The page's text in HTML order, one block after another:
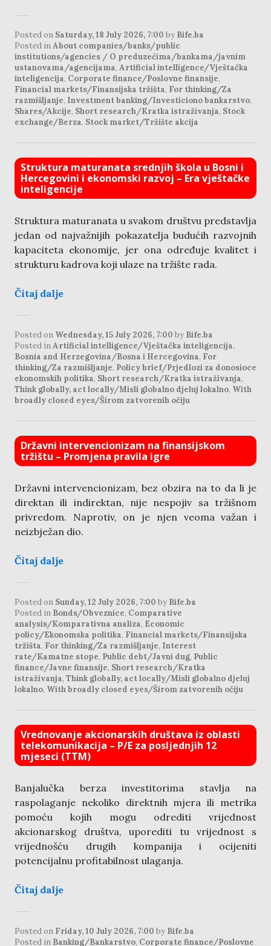
Posted on Saturday, 18 July 2026, 7:00 by Bife.ba
Posted inAbout companies/banks/public
institutions/agencies / O preduzećima/bankama/javnim
ustanovama/agencijama, Artificial intelligence/Vještačka
inteligencija, Corporate finance/Poslovne finansije,
Financial markets/Finansijska tržišta, For thinking/Za
razmišljanje, Investment banking/Investiciono bankarstvo,
Shares/Akcije, Short research/Kratka istraživanja, Stock
exchange/Berza, Stock market/Tržište akcija
Struktura maturanata srednjih škola u Bosni i
Hercegovini i ekonomski razvoj – Era vještačke
inteligencije
Struktura maturanata u svakom društvu predstavlja
jedan od najvažnijih pokazatelja budućih razvojnih
kapaciteta ekonomije, jer ona određuje kvalitet i
strukturu kadrova koji ulaze na tržište rada.
Čitaj dalje
Posted on Wednesday, 15 July 2026, 7:00 by Bife.ba
Posted inArtificial intelligence/Vještačka inteligencija,
Bosnia and Herzegovina/Bosna i Hercegovina, For
thinking/Za razmišljanje, Policy brief/Prjedlozi za donosioce
ekonomskih politika, Short research/Kratka istraživanja,
Think globally, act locally/Misli globalno djeluj lokalno, With
broadly closed eyes/Širom zatvorenih očiju
Državni intervencionizam na finansijskom
tržištu – Promjena pravila igre
Državni intervencionizam, bez obzira na to da li je
direktan ili indirektan, nije nespojiv sa tržišnom
privredom. Naprotiv, on je njen veoma važan i
neizbježan dio.
Čitaj dalje
Posted on Sunday, 12 July 2026, 7:00 by Bife.ba
Posted in Bonds/Obveznice, Comparative
analysis/Komparativna analiza, Economic
policy/Ekonomska politika, Financial markets/Finansijska
tržišta, For thinking/Za razmišljanje, Interest
rate/Kamatne stope, Public debt/Javni dug, Public
finance/Javne finansije, Short research/Kratka
istraživanja, Think globally, act locally/Misli globalno djeluj
lokalno, With broadly closed eyes/Širom zatvorenih očiju
Vrednovanje akcionarskih društava iz oblasti
telekomunikacija – P/E za posljednjih 12
mjeseci (TTM)
Banjalučka berza investitorima stavlja na
raspolaganje nekoliko direktnih mjera ili metrika
pomoću kojih mogu odrediti vrijednost
akcionarskog društva, uporediti tu vrijednost s
vrijednošću drugih kompanija i ocijeniti
potencijalnu profitabilnost ulaganja.
Čitaj dalje
Posted on Friday, 10 July 2026, 7:00 by Bife.ba
Posted in Banking/Bankarstvo, Corporate finance/Poslovne